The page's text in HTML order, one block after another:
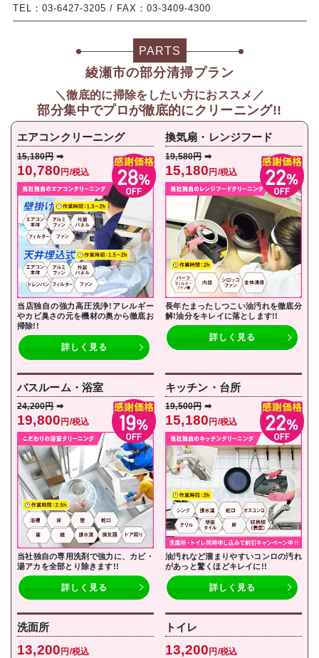
TEL：03-6427-3205 / FAX：03-3409-4300
PARTS
綾瀬市の部分清掃プラン
＼徹底的に掃除をしたい方におススメ／
部分集中でプロが徹底的にクリーニング!!
エアコンクリーニング
15,180円 ➡
10,780円/税込
当店独自の強力高圧洗浄!アレルギー
やカビ臭さの元を機材の奥から徹底お
掃除!!
詳しく見る
換気扇・レンジフード
19,580円 ➡
15,180円/税込
長年たまったしつこい油汚れを徹底分
解!油分をキレイに落とし ます!!
詳しく見る
バスルーム・浴室
24,200円 ➡
19,800 円/税込
当社独自の専用洗剤で強力に、カビ・
湯アカを全部とり除きます!!
詳しく見る
キッチン・台所
19,500円 ➡
15,180 円/税込
油汚れなど溜まりやすいコンロの汚れ
があっと驚くほどキレイに!!
詳しく見る
洗面所
13,200円/税込
トイレ
13,200円/税込